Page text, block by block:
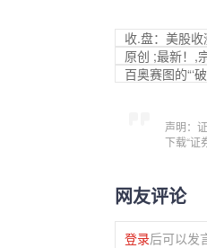
收.盘：美股
原创 ;最新！,
百奥赛图的“‘
声明：
下载“证
网友评论
登录后可以发